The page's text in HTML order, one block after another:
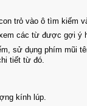
trỏ vào ô tìm kiếm
các từ được gợi ý
sử dụng phím mũi
tiết từ đó.
kính lúp.